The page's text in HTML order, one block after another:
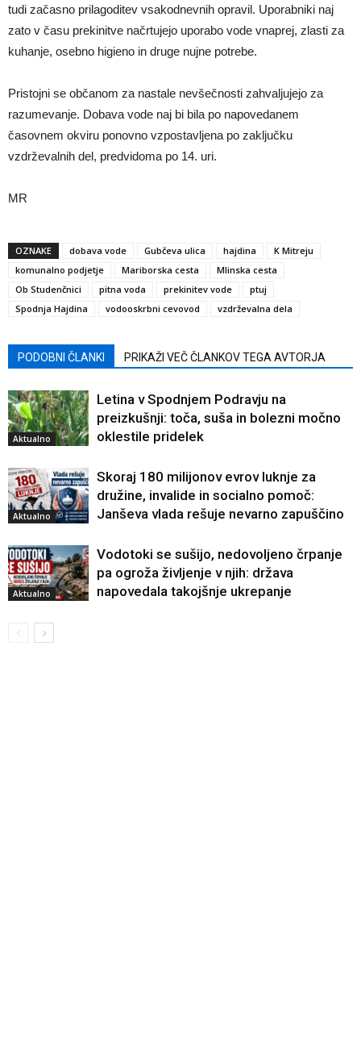
tudi začasno prilagoditev vsakodnevnih opravil. Uporabniki naj
zato v času prekinitve načrtujejo uporabo vode vnaprej, zlasti za
kuhanje, osebno higieno in druge nujne potrebe.
Pristojni se občanom za nastale nevšečnosti zahvaljujejo za
razumevanje. Dobava vode naj bi bila po napovedanem
časovnem okviru ponovno vzpostavljena po zaključku
vzdrževalnih del, predvidoma po 14. uri.
MR
OZNAKE dobava vode Gubčeva ulica hajdina
K Mitreju
komunalno podjetje
Mariborska cesta
Mlinska cesta
Ob Studenčnici
pitna voda prekinitev vode
ptuj
Spodnja Hajdina
vodooskrbni cevovod vzdrževalna dela
PODOBNI ČLANKI PRIKAŽI VEČ ČLANKOV TEGA AVTORJA
Aktualno
Letina v Spodnjem Podravju na
preizkušnji: toča, suša in bolezni močno
oklestile pridelek
Aktualno
Skoraj 180 milijonov evrov luknje za
družine, invalide in socialno pomoč:
Janševa vlada rešuje nevarno zapuščino
Aktualno
Vodotoki se sušijo, nedovoljeno črpanje
pa ogroža življenje v njih: država
napovedala takojšnje ukrepanje